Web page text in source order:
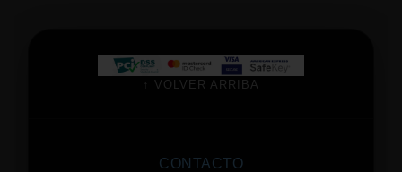
↑ VOLVER ARRIBA
CONTACTO